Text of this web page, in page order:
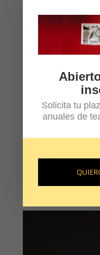
Beneficios de
profesionales
Ene 15, 2026
Si trabajas (o
talento no es
vez más
y las
contexto, la
Solicita tu
anuales de